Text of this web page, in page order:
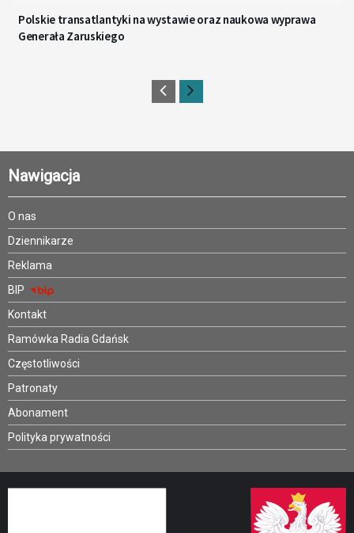
Polskie transatlantyki na wystawie oraz naukowa wyprawa
Generała Zaruskiego
Nawigacja
O nas
Dziennikarze
Reklama
BIP
Kontakt
Ramówka Radia Gdańsk
Częstotliwości
Patronaty
Abonament
Polityka prywatności